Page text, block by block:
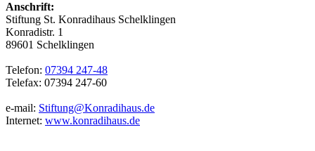
Anschrift:
Stiftung St. Konradihaus Schelklingen
Konradistr. 1
89601 Schelklingen
Telefon: 07394 247-48
Telefax: 07394 247-60
e-mail: Stiftung@Konradihaus.de
Internet: www.konradihaus.de